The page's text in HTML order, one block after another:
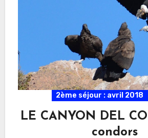
2ème séjour : avril 2018
LE CANYON DEL
condors